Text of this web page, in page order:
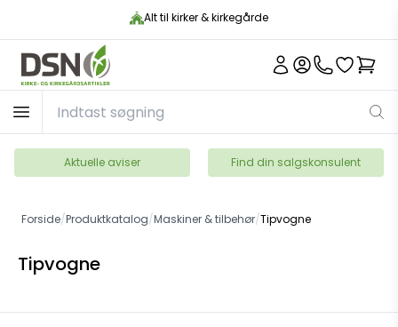
Alt til kirker & kirkegårde
Aktuelle aviser Find din salgskonsulent
Forside/Produktkatalog/Maskiner & tilbehør/Tipvogne
Tipvogne